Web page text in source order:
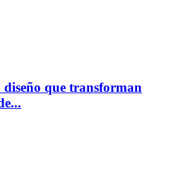
que transforman